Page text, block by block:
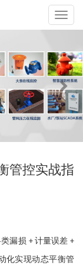
Toggle
管控实战指
漏损 + 计量误差+
化实现动态平衡管